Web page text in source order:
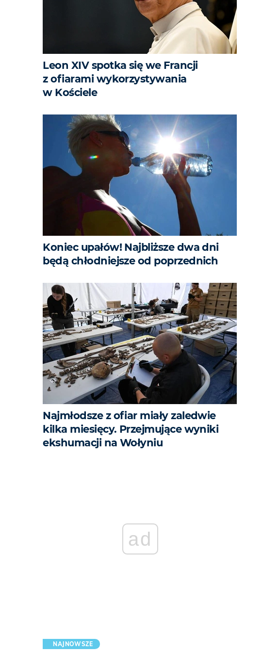
Leon XIV spotka się we Francji
z ofiarami wykorzystywania
w Kościele
Koniec upałów! Najbliższe dwa dni
będą chłodniejsze od poprzednich
Najmłodsze z ofiar miały zaledwie
kilka miesięcy. Przejmujące wyniki
ekshumacji na Wołyniu
ad
NAJNOWSZE